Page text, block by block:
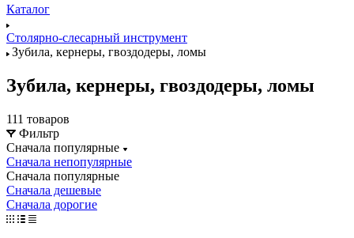
Каталог
Столярно-слесарный инструмент
Зубила, кернеры, гвоздодеры, ломы
Зубила, кернеры, гвоздодеры, ломы
111 товаров
Фильтр
Сначала популярные
Сначала непопулярные
Сначала популярные
Сначала дешевые
Сначала дорогие